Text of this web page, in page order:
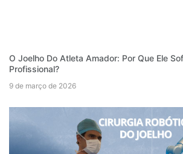
O Joelho Do Atleta Amador: Por Que Ele
Profissional?
9 de março de 2026